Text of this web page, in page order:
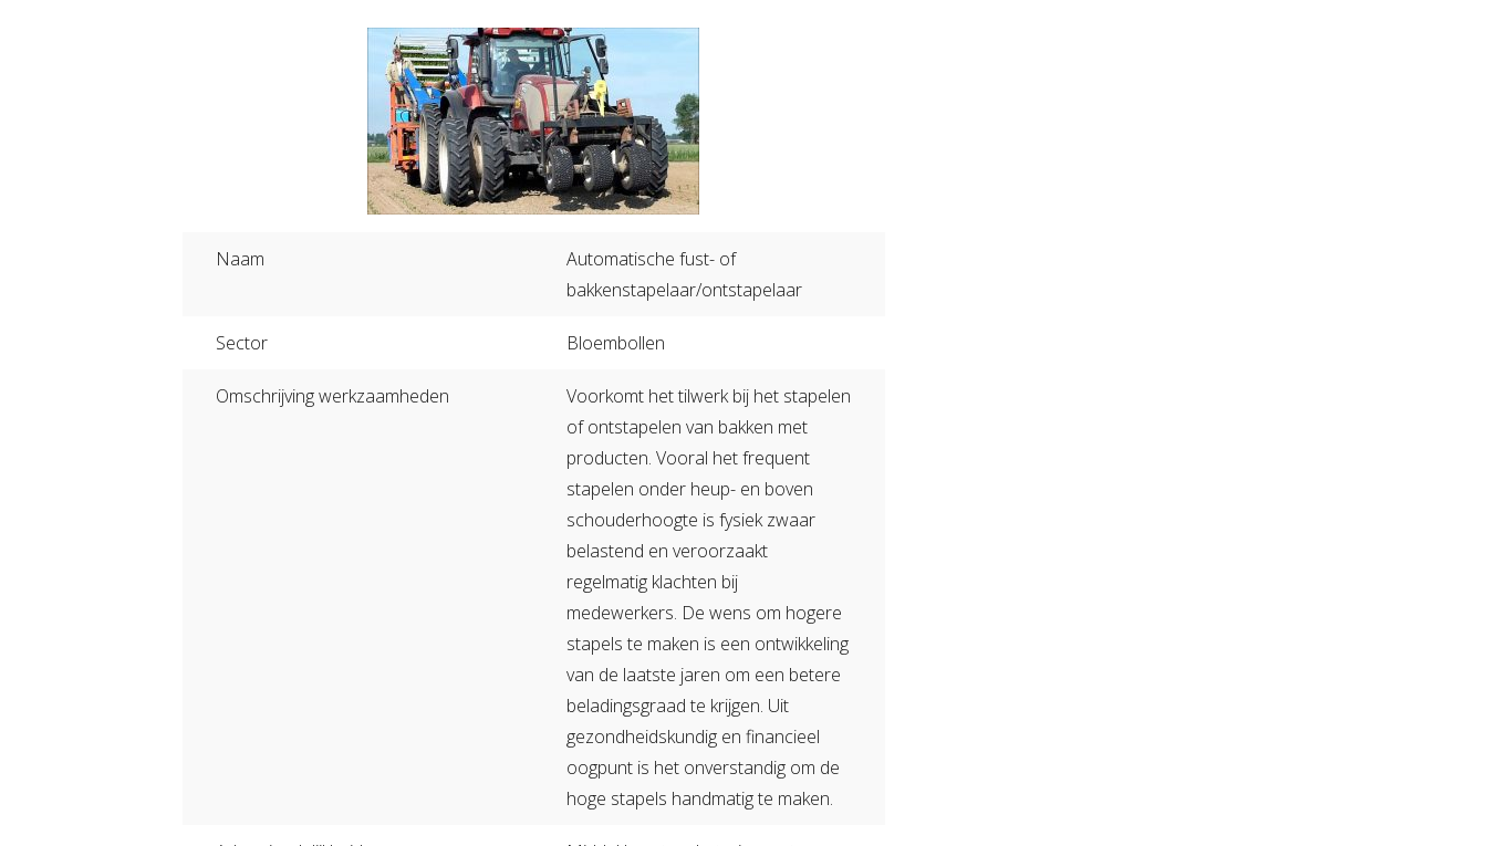
Naam
Automatische fust- of
bakkenstapelaar/ontstapelaar
Sector Bloembollen
Omschrijving werkzaamheden
Voorkomt het tilwerk bij het stapelen
of ontstapelen van bakken met
producten. Vooral het frequent
stapelen onder heup- en boven
schouderhoogte is fysiek zwaar
belastend en veroorzaakt
regelmatig klachten bij
medewerkers. De wens om hogere
stapels te maken is een ontwikkeling
van de laatste jaren om een betere
beladingsgraad te krijgen. Uit
gezondheidskundig en financieel
oogpunt is het onverstandig om de
hoge stapels handmatig te maken.